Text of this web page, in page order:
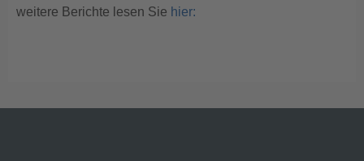
weitere Berichte lesen Sie hier: